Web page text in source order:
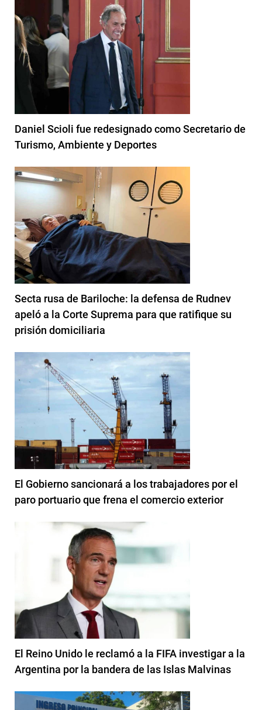
Daniel Scioli fue redesignado como Secretario de
Turismo, Ambiente y Deportes
Secta rusa de Bariloche: la defensa de Rudnev
apeló a la Corte Suprema para que ratifique su
prisión domiciliaria
El Gobierno sancionará a los trabajadores por el
paro portuario que frena el comercio exterior
El Reino Unido le reclamó a la FIFA investigar a la
Argentina por la bandera de las Islas Malvinas